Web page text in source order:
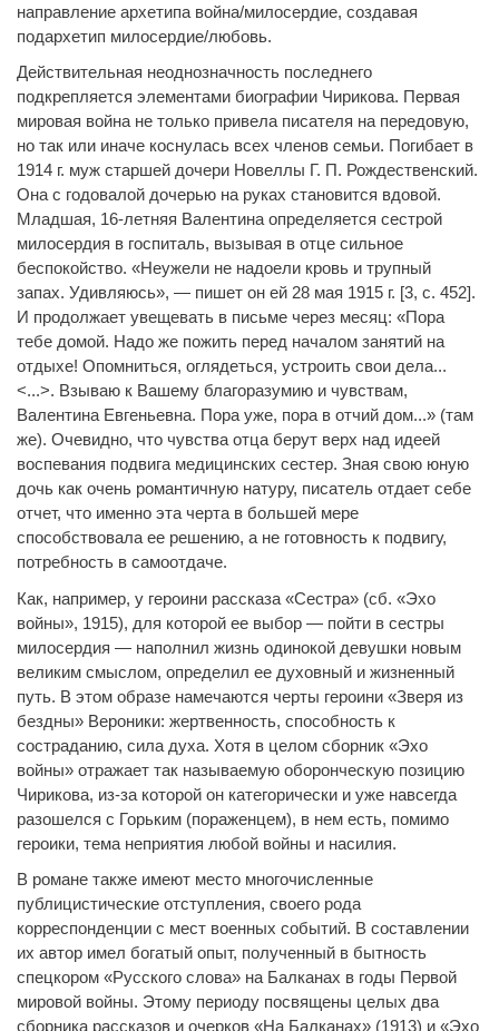
направление архетипа война/милосердие, создавая
подархетип милосердие/любовь.
Действительная неоднозначность последнего
подкрепляется элементами биографии Чирикова. Первая
мировая война не только привела писателя на передовую,
но так или иначе коснулась всех членов семьи. Погибает в
1914 г. муж старшей дочери Новеллы Г. П. Рождественский.
Она с годовалой дочерью на руках становится вдовой.
Младшая, 16-летняя Валентина определяется сестрой
милосердия в госпиталь, вызывая в отце сильное
беспокойство. «Неужели не надоели кровь и трупный
запах. Удивляюсь», — пишет он ей 28 мая 1915 г. [3, с. 452].
И продолжает увещевать в письме через месяц: «Пора
тебе домой. Надо же пожить перед началом занятий на
отдыхе! Опомниться, оглядеться, устроить свои дела...
<...>. Взываю к Вашему благоразумию и чувствам,
Валентина Евгеньевна. Пора уже, пора в отчий дом...» (там
же). Очевидно, что чувства отца берут верх над идеей
воспевания подвига медицинских сестер. Зная свою юную
дочь как очень романтичную натуру, писатель отдает себе
отчет, что именно эта черта в большей мере
способствовала ее решению, а не готовность к подвигу,
потребность в самоотдаче.
Как, например, у героини рассказа «Сестра» (сб. «Эхо
войны», 1915), для которой ее выбор — пойти в сестры
милосердия — наполнил жизнь одинокой девушки новым
великим смыслом, определил ее духовный и жизненный
путь. В этом образе намечаются черты героини «Зверя из
бездны» Вероники: жертвенность, способность к
состраданию, сила духа. Хотя в целом сборник «Эхо
войны» отражает так называемую оборонческую позицию
Чирикова, из-за которой он категорически и уже навсегда
разошелся с Горьким (пораженцем), в нем есть, помимо
героики, тема неприятия любой войны и насилия.
В романе также имеют место многочисленные
публицистические отступления, своего рода
корреспонденции с мест военных событий. В составлении
их автор имел богатый опыт, полученный в бытность
спецкором «Русского слова» на Балканах в годы Первой
мировой войны. Этому периоду посвящены целых два
сборника рассказов и очерков «На Балканах» (1913) и «Эхо